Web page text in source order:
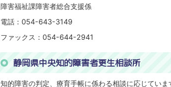
障害福祉課障害者総合支援係
電話：054-643-3149
ファックス：054-644-2941
静岡県中央知的障害者更生相談所
知的障害の判定、療育手帳に係わる相談に応じていま